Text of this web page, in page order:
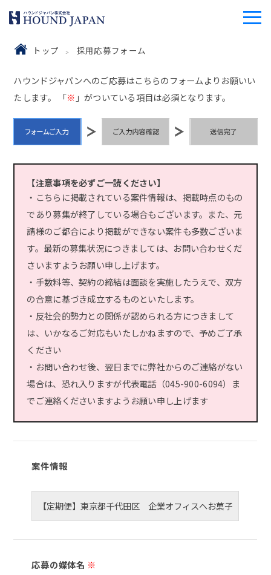
トップ 採用応募フォーム
ハウンドジャパンへのご応募はこちらのフォームよりお願いい
たします。 「※ 」がついている項目は必須となります。
【注意事項を必ずご一読ください】
・こちらに掲載されている案件情報は、掲載時点のもの
であり募集が終了している場合もございます。また、元
請様のご都合により掲載ができない案件も多数ございま
す。最新の募集状況につきましては、お問い合わせくだ
さいますようお願い申し上げます。
・手数料等、契約の締結は面談を実施したうえで、双方
の合意に基づき成立するものといたします。
・反社会的勢力との関係が認められる方につきまして
は、いかなるご対応もいたしかねますので、予めご了承
ください
・お問い合わせ後、翌日までに弊社からのご連絡がない
場合は、恐れ入りますが代表電話（045-900-6094）ま
でご連絡くださいますようお願い申し上げます
案件情報
応募の媒体名 ※